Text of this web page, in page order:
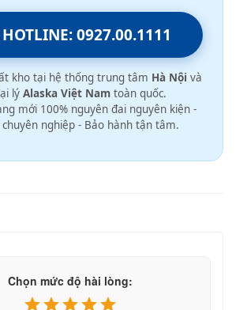
0927.00.1111
kho tại hệ thống trung tâm Hà Nội và
lý Alaska Việt Namtoàn quốc.
mới 100% nguyên đai nguyên kiện -
nghiệp - Bảo hành tận tâm.
Chọn mức độ hài lòng: